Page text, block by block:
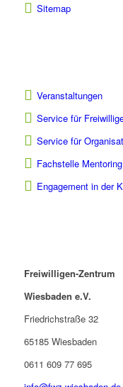
Sitemap
Veranstaltungen
Service für
Service für
Fachstelle Mentoring
Engagement in der
Freiwilligen-Zentrum
Wiesbaden e.V.
Friedrichstraße 32
65185 Wiesbaden
0611 609 77 695